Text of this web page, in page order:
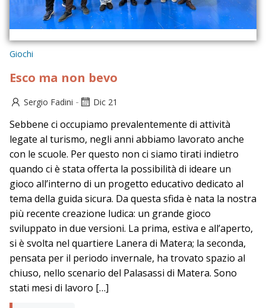
Giochi
Esco ma non bevo
Sergio Fadini - Dic 21
Sebbene ci occupiamo prevalentemente di attività
legate al turismo, negli anni abbiamo lavorato anche
con le scuole. Per questo non ci siamo tirati indietro
quando ci è stata offerta la possibilità di ideare un
gioco all’interno di un progetto educativo dedicato al
tema della guida sicura. Da questa sfida è nata la nostra
più recente creazione ludica: un grande gioco
sviluppato in due versioni. La prima, estiva e all’aperto,
si è svolta nel quartiere Lanera di Matera; la seconda,
pensata per il periodo invernale, ha trovato spazio al
chiuso, nello scenario del Palasassi di Matera. Sono
stati mesi di lavoro […]